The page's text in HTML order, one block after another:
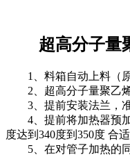
超高分子量聚
1、料箱自动上料（原
2、超高分子量聚乙烯
3、提前安装法兰，准
4、提前将加热器预加
度达到340度到350度 合
5、在对管子加热的同